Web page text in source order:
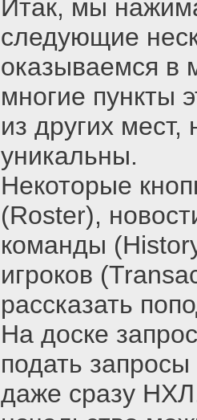
Итак, мы
следующие
оказываемся в
многие пункты
из других
уникальны.
Некоторые
(Roster),
команды
игроков
рассказать
На доске
подать
даже сразу